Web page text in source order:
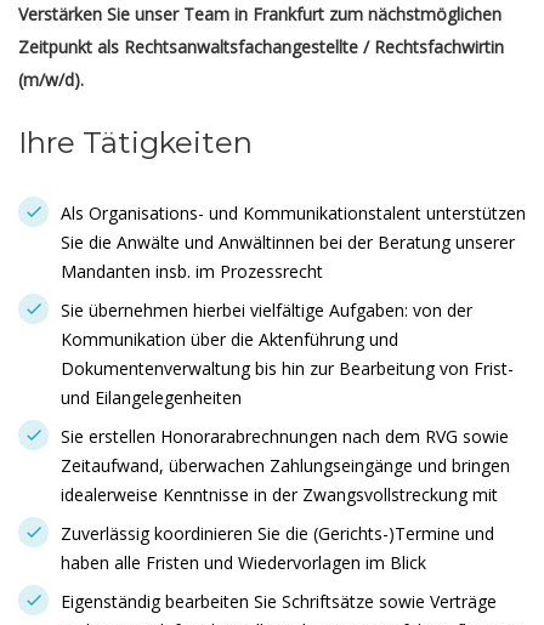
Verstärken Sie unser Team in Frankfurt zum nächstmöglichen
Zeitpunkt als Rechtsanwaltsfachangestellte / Rechtsfachwirtin
(m/w/d).
Ihre Tätigkeiten
Als Organisations- und Kommunikationstalent unterstützen
Sie die Anwälte und Anwältinnen bei der Beratung unserer
Mandanten insb. im Prozessrecht
Sie übernehmen hierbei vielfältige Aufgaben: von der
Kommunikation über die Aktenführung und
Dokumentenverwaltung bis hin zur Bearbeitung von Frist-
und Eilangelegenheiten
Sie erstellen Honorarabrechnungen nach dem RVG sowie
Zeitaufwand, überwachen Zahlungseingänge und bringen
idealerweise Kenntnisse in der Zwangsvollstreckung mit
Zuverlässig koordinieren Sie die (Gerichts-)Termine und
haben alle Fristen und Wiedervorlagen im Blick
Eigenständig bearbeiten Sie Schriftsätze sowie Verträge